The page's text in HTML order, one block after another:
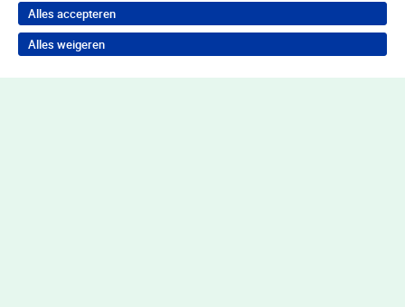
Alles accepteren
Alles weigeren